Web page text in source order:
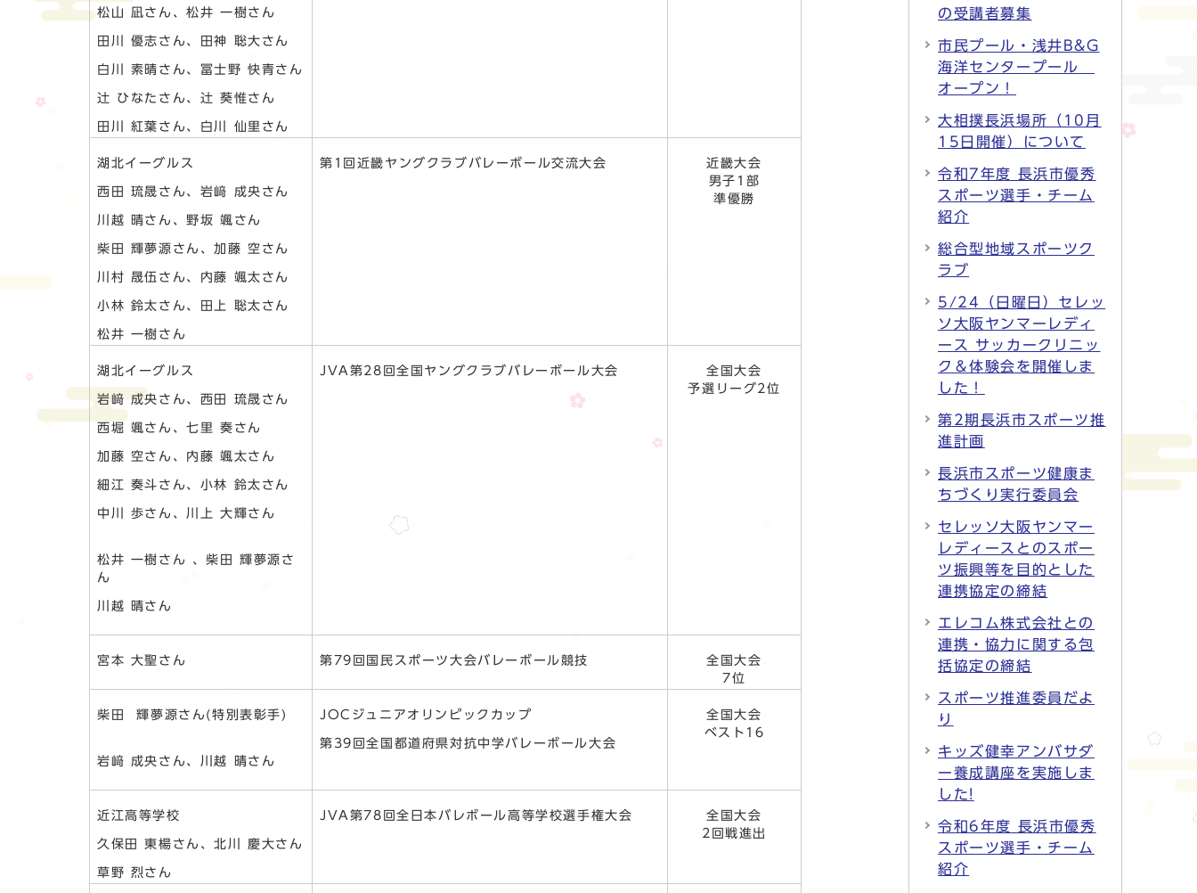
松山 凪さん、松井 一樹さん
田川 優志さん、田神 聡大さん
白川 素晴さん、冨士野 快青さん
辻 ひなたさん、辻 葵惟さん
田川 紅葉さん、白川 仙里さん
湖北イーグルス
西田 琉晟さん、岩﨑 成央さん
川越 晴さん、野坂 颯さん
柴田 輝夢源さん、加藤 空さん
川村 晟伍さん、内藤 颯太さん
小林 鈴太さん、田上 聡太さん
松井 一樹さん
第1回近畿ヤングクラブバレーボール交流大会
近畿大会
男子1部
準優勝
湖北イーグルス
岩﨑 成央さん、西田 琉晟さん
西堀 颯さん、七里 奏さん
加藤 空さん、内藤 颯太さん
細江 奏斗さん、小林 鈴太さん
中川 歩さん、川上 大輝さん
松井 一樹さん 、柴田 輝夢源さ
ん
川越 晴さん
JVA第28回全国ヤングクラブバレーボール大会
全国大会
予選リーグ2位
宮本 大聖さん 第79回国民スポーツ大会バレーボール競技
全国大会
7位
柴田 輝夢源さん(特別表彰手)
岩﨑 成央さん、川越 晴さん
JOCジュニアオリンピックカップ
第39回全国都道府県対抗中学バレーボール大会
全国大会
ベスト16
近江高等学校
久保田 東楊さん、北川 慶大さん
草野 烈さん
JVA第78回全日本バレボール高等学校選手権大会
全国大会
2回戦進出
の受講者募集
市民プール・浅井B&G
海洋センタープール
オープン！
大相撲長浜場所（10月
15日開催）について
令和7年度 長浜市優秀
スポーツ選手・チーム
紹介
総合型地域スポーツク
ラブ
5/24（日曜日）セレッ
ソ大阪ヤンマーレディ
ース サッカークリニッ
ク＆体験会を開催しま
した！
第2期長浜市スポーツ推
進計画
長浜市スポーツ健康ま
ちづくり実行委員会
セレッソ大阪ヤンマー
レディースとのスポー
ツ振興等を目的とした
連携協定の締結
エレコム株式会社との
連携・協力に関する包
括協定の締結
スポーツ推進委員だよ
り
キッズ健幸アンバサダ
ー養成講座を実施しま
した!
令和6年度 長浜市優秀
スポーツ選手・チーム
紹介